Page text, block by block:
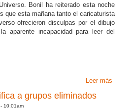
Bonil ha reiterado esta noche
que esta mañana tanto el caricaturista
ofrecieron disculpas por el dibujo
aparente incapacidad para leer del
Leer más
a grupos eliminados
10:01am